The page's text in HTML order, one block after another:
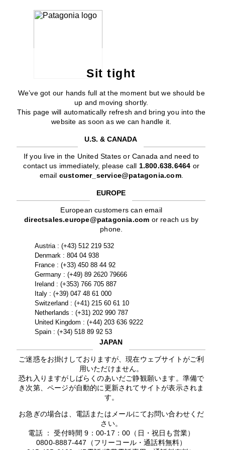
Sit tight
We’ve got our hands full at the moment but we should be
up and moving shortly.
This page will automatically refresh and bring you into the
website as soon as we can handle it.
U.S. & CANADA
If you live in the United States or Canada and need to
contact us immediately, please call 1.800.638.6464 or
email customer_service@patagonia.com.
EUROPE
European customers can email
directsales.europe@patagonia.com or reach us by
phone.
Austria : (+43) 512 219 532
Denmark : 804 04 938
France : (+33) 450 88 44 92
Germany : (+49) 89 2620 79666
Ireland : (+353) 766 705 887
Italy : (+39) 047 48 61 000
Switzerland : (+41) 215 60 61 10
Netherlands : (+31) 202 990 787
United Kingdom : (+44) 203 636 9222
Spain : (+34) 518 89 92 53
JAPAN
ご迷惑をお掛けしておりますが、現在ウェブサイトがご利
用いただけません。
恐れ入りますがしばらくのあいだご静観願います。準備で
き次第、ページが自動的に更新されてサイトが表示されま
す。
お急ぎの場合は、電話またはメールにてお問い合わせくだ
さい。
電話 ： 受付時間 9：00-17：00（日・祝日も営業）
0800-8887-447（フリーコール・通話料無料）